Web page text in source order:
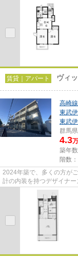
こだわりポイント満載のク
賃貸｜アパート ヴィ
高崎線
東武
東武
群馬県
4.3
築年
階数
2024年築で、多くの方が
計の内装を持つデザイナ